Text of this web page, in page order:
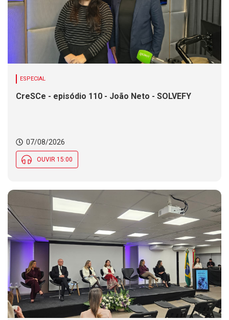
ESPECIAL
CreSCe - episódio 110 - João Neto - SOLVEFY
07/08/2026
OUVIR 15:00